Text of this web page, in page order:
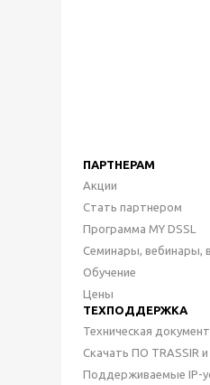
ПАРТНЕРАМ
Акции
Стать партнером
Программа MY DSSL
Семинары, вебинары,
Обучение
Цены
ТЕХПОДДЕРЖКА
Техническая
Скачать ПО TRASSIR
Поддерживаемые IP-